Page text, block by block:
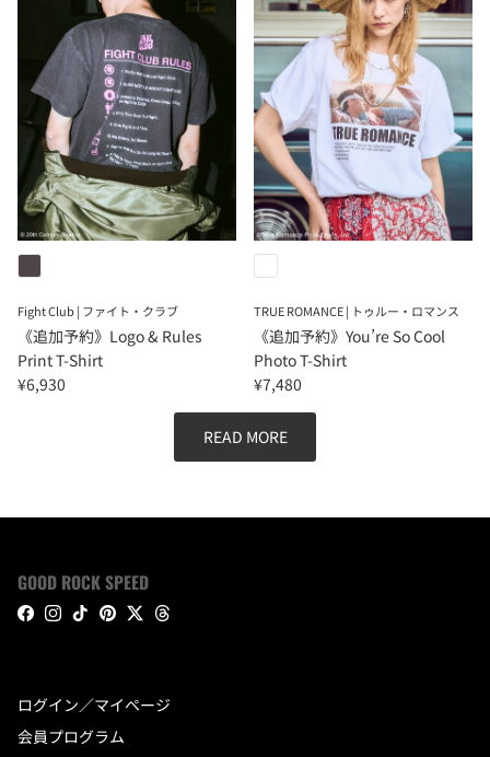
Fight Club | ファイト・クラブ
《追加予約》Logo & Rules
Print T-Shirt
¥6,930
TRUE ROMANCE | トゥルー・ロマンス
《追加予約》You’re So Cool
Photo T-Shirt
¥7,480
READ MORE
GOOD ROCK SPEED
Facebook
Instagram
TikTokPinterest
TwitterThreads
ログイン／マイページ
会員プログラム